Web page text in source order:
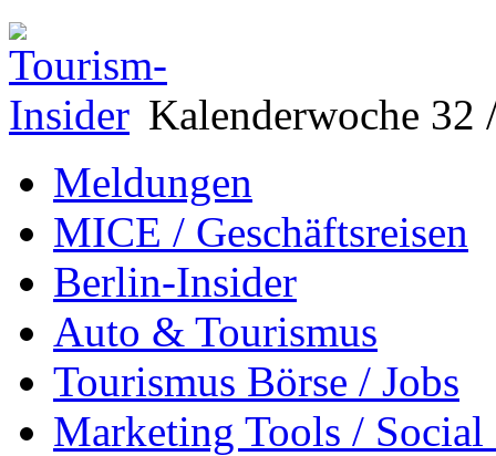
Kalenderwoche 32
Meldungen
MICE / Geschäftsreisen
Berlin-Insider
Auto & Tourismus
Tourismus Börse / Jobs
Marketing Tools /